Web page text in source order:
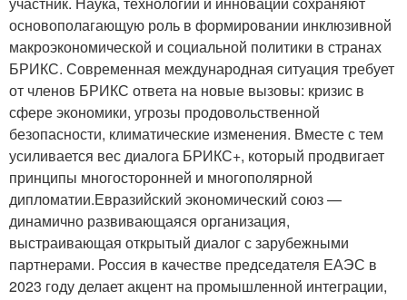
основополагающую роль в формировании инклюзивной
макроэкономической и социальной политики в странах
БРИКС. Современная международная ситуация требует
от членов БРИКС ответа на новые вызовы: кризис в
сфере экономики, угрозы продовольственной
безопасности, климатические изменения. Вместе с тем
усиливается вес диалога БРИКС+, который продвигает
принципы многосторонней и многополярной
дипломатии.Евразийский экономический союз —
динамично развивающаяся организация,
выстраивающая открытый диалог с зарубежными
партнерами. Россия в качестве председателя ЕАЭС в
2023 году делает акцент на промышленной интеграции,